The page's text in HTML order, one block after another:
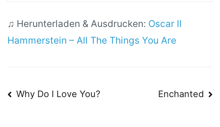
♫ Herunterladen & Ausdrucken: Oscar II
Hammerstein – All The Things You Are
Beitragsnavigation
Why Do I Love You? Enchanted